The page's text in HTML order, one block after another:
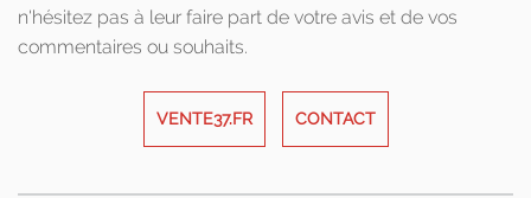
n'hésitez pas à leur faire part de votre avis et de vos
commentaires ou souhaits.
VENTE37.FR CONTACT